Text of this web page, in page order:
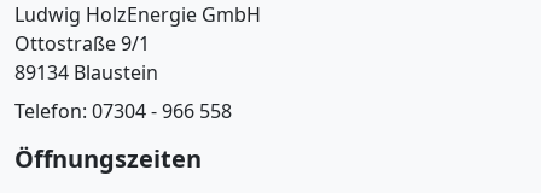
Ludwig HolzEnergie GmbH
Ottostraße 9/1
89134 Blaustein
Telefon: 07304 - 966 558
Öffnungszeiten